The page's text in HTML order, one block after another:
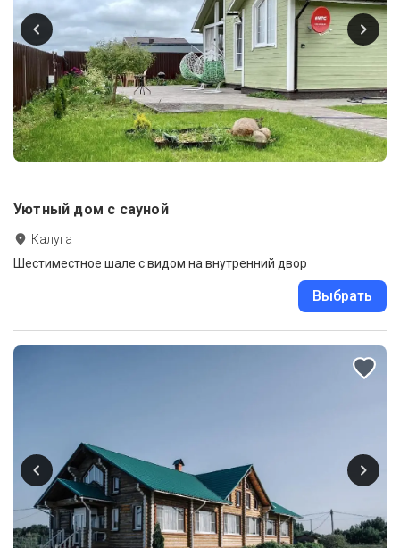
Уютный дом с сауной
Калуга
Шестиместное шале с видом на внутренний двор
Выбрать